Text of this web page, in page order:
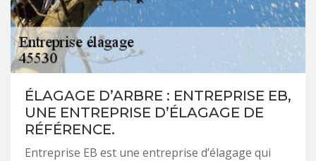
ÉLAGAGE D’ARBRE : ENTREPRISE EB,
UNE ENTREPRISE D’ÉLAGAGE DE
RÉFÉRENCE.
Entreprise EB est une entreprise d’élagage qui